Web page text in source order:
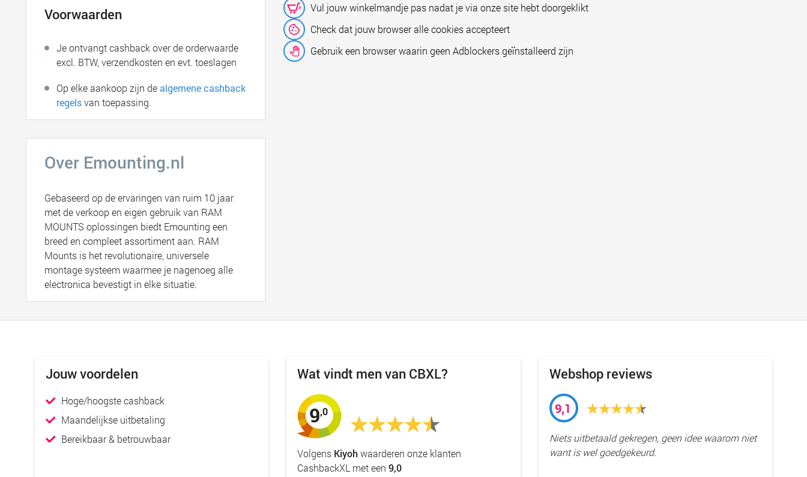
Vul jouw winkelmandje pas nadat je via onze site hebt doorgeklikt
Check dat jouw browser alle cookies accepteert
Gebruik een browser waarin geen Adblockers geïnstalleerd zijn
Voorwaarden
Je ontvangt cashback over de orderwaarde
excl. BTW, verzendkosten en evt. toeslagen
Op elke aankoop zijn dealgemene cashback
regelsvan toepassing.
Over Emounting.nl
Gebaseerd op de ervaringen van ruim 10 jaar
met de verkoop en eigen gebruik van RAM
MOUNTS oplossingen biedt Emounting een
breed en compleet assortiment aan. RAM
Mounts is het revolutionaire, universele
montage systeem waarmee je nagenoeg alle
electronica bevestigt in elke situatie.
Jouw voordelen
Hoge/hoogste cashback
Maandelijkse uitbetaling
Bereikbaar & betrouwbaar
Wat vindt men van CBXL?
9,0
Volgens Kiyoh waarderen onze klanten
CashbackXL met een9,0
Webshop reviews
9,1
Niets uitbetaald gekregen, geen idee waarom niet
want is wel goedgekeurd.